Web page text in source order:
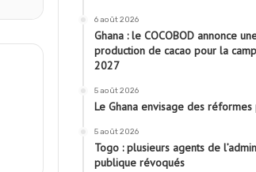
6 août 2026
Ghana : le COCOBOD annonce
production de cacao pour la
2027
5 août 2026
Le Ghana envisage des
5 août 2026
Togo : plusieurs agents de
publique révoqués